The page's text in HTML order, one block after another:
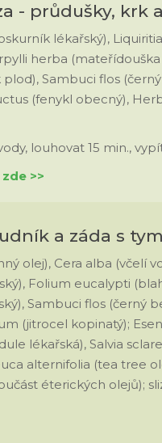
- průdušky, krk
lékařský),
herba
Sambuci flos
(fenykl obecný),
louhovat 15 min.,
zde >>
a záda s
olej), Cera alba (včelí
Folium eucalypti
Sambuci flos (černý
(jitrocel kopinatý);
lékařská), Salvia
alternifolia (tea tree
éterických olejů);